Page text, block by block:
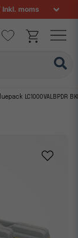
LC1000VALBPDR